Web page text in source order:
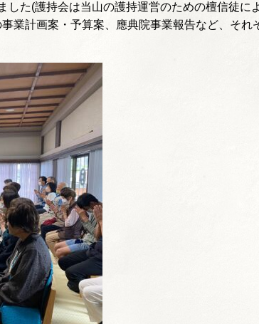
た(護持会は当山の護持運営のための檀信徒に
業計画案・予算案、應典院事業報告など、それ